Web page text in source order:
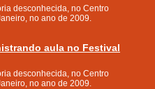
desconhecida, no Centro
no ano de 2009.
aula no Festival
desconhecida, no Centro
no ano de 2009.